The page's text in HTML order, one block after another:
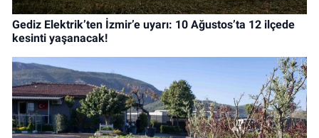
Gediz Elektrik’ten İzmir’e uyarı: 10 Ağustos’ta 12 ilçede
kesinti yaşanacak!